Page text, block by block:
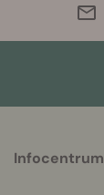
helpful
Infocentrum